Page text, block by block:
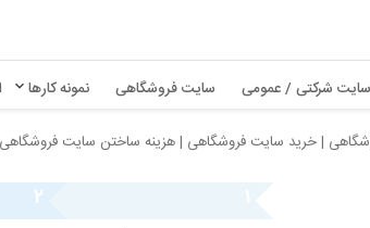
سایت شرکتی / عمومی سایت فروشگاهی نمونه کارها
| خرید سایت فروشگاهی | هزینه ساختن سایت فروشگاهی
۲